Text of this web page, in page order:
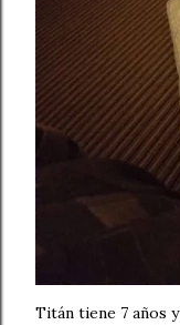
Titán tiene 7 años